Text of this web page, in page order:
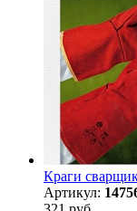
Краги
Артикул: